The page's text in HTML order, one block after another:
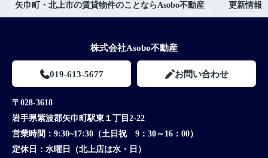
矢巾町・北上市の賃貸物件のことならAsobo不動産 更新情報
株式会社Asobo不動産
019-613-5677 お問い合わせ
〒028-3618
岩手県紫波郡矢巾町駅東１丁目2-22
営業時間： 9:30~17:30（土日祝 9：30～16：00）
定休日： 水曜日（北上店は水・日）